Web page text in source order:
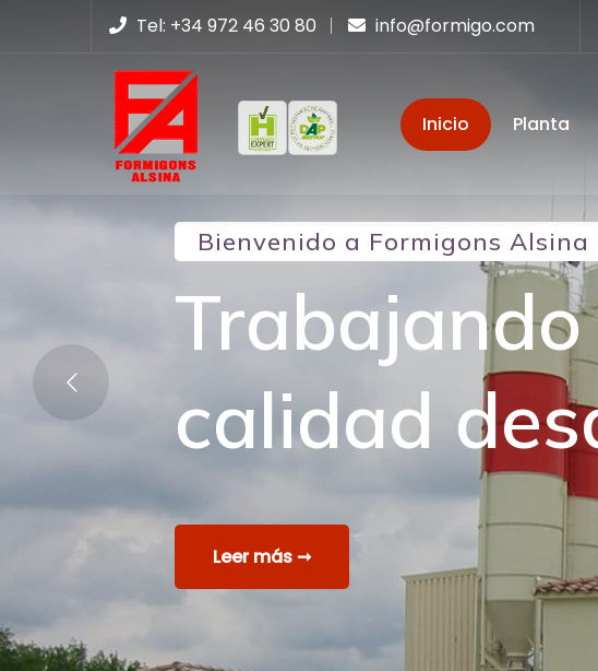
Tel: +34 972 46 30 80 info@formigo.com
Inicio Planta
Leer más ➞